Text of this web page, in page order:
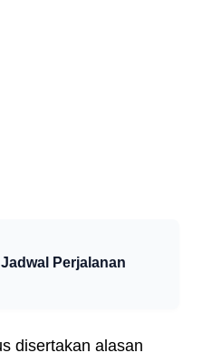
Perjalanan
disertakan alasan